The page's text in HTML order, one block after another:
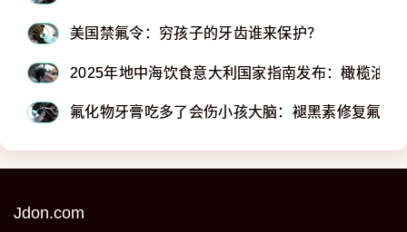
美国禁氟令：穷孩子的牙齿谁来保护？
2025年地中海饮食意大利国家指南发布：橄榄油坚
氟化物牙膏吃多了会伤小孩大脑：褪黑素修复氟化
Jdon.com